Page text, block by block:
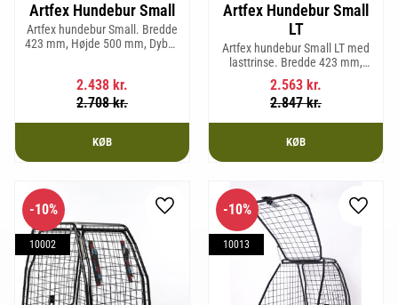
Artfex Hundebur Small
Artfex hundebur Small. Bredde
423 mm, Højde 500 mm, Dybde
2.438 kr.
2.708kr.
KØB
Artfex Hundebur Small
LT
Artfex hundebur Small LT med
lasttrinse. Bredde 423 mm,
Højde 500 mm, Dybde 670 mm
og vægt 12,9 kg.
2.563 kr.
2.847kr.
KØB
10%
10002
Gem som favorit
10%
10013
Gem